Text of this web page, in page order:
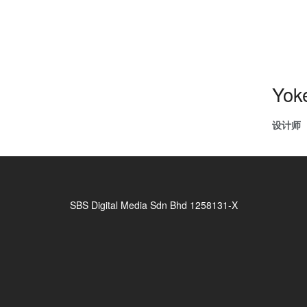
设计师
SBS Digital Media Sdn Bhd 1258131-X